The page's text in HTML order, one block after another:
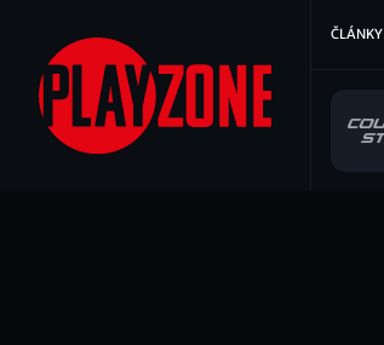
hlavnímu
obsahu
ČLÁNKY